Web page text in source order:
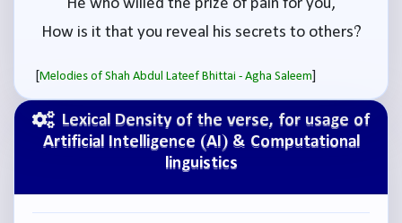
Lexical Density of the verse, for usage of
Artificial Intelligence (AI) & Computational
linguistics
He who willed the prize of pain for you,
How is it that you reveal his secrets to others?
[Melodies of Shah Abdul Lateef Bhittai - Agha Saleem